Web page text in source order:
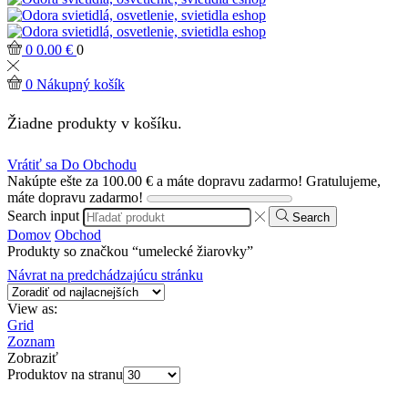
0 0.00 € 0
0 Nákupný košík
Žiadne produkty v košíku.
Vrátiť sa Do Obchodu
Nakúpte ešte za 100.00 € a máte dopravu zadarmo! Gratulujeme,
máte dopravu zadarmo!
Search input
Search
Domov Obchod
Produkty so značkou “umelecké žiarovky”
Návrat na predchádzajúcu stránku
View as:
Grid
Zoznam
Zobraziť
Produktov na stranu